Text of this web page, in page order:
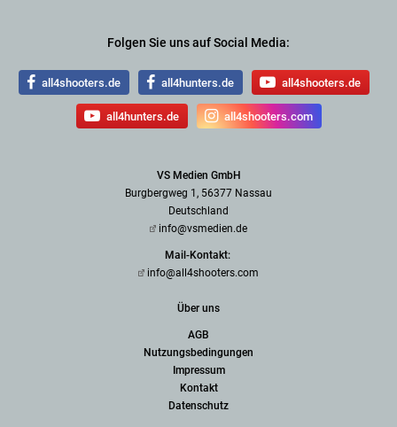
Folgen Sie uns auf Social Media:
all4shooters.de all4hunters.de all4shooters.de
all4hunters.de all4shooters.com
VS Medien GmbH
Burgbergweg 1, 56377 Nassau
Deutschland
info@vsmedien.de
Mail-Kontakt:
info@all4shooters.com
Über uns
AGB
Nutzungsbedingungen
Impressum
Kontakt
Datenschutz